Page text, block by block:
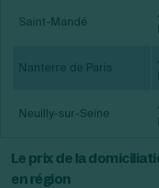
Saint-Mandé
Nanterre de Paris
Neuilly-sur-Seine
Le prix de la
en région